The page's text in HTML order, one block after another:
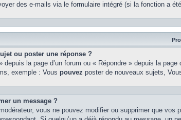
des e-mails via le formulaire intégré (si la fonction a
ou poster une réponse ?
depuis la page d’un forum ou « Répondre » depuis la
exemple : Vous pouvez poster de nouveaux sujets,
un message ?
vous ne pouvez modifier ou supprimer que